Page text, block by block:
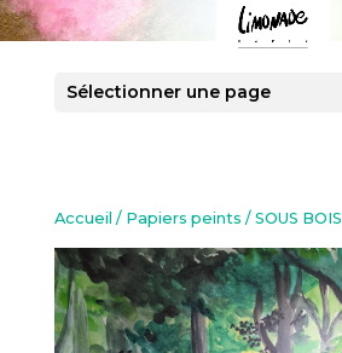
Sélectionner une page
Accueil / Papiers peints / SOUS BOIS